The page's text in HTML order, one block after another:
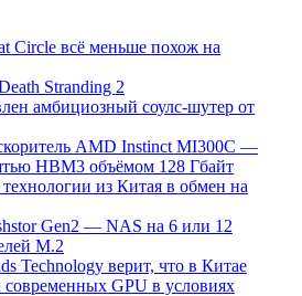
Circle всё меньше похож на
Stranding 2
амбициозный соулс-шутер от
AMD Instinct MI300C —
HBM3 объёмом 128 Гбайт
из Китая в обмен на
Gen2 — NAS на 6 или 12
M.2
Technology верит, что в Китае
GPU в условиях